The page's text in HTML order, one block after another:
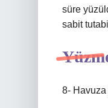
süre
sabit
8- Havuza